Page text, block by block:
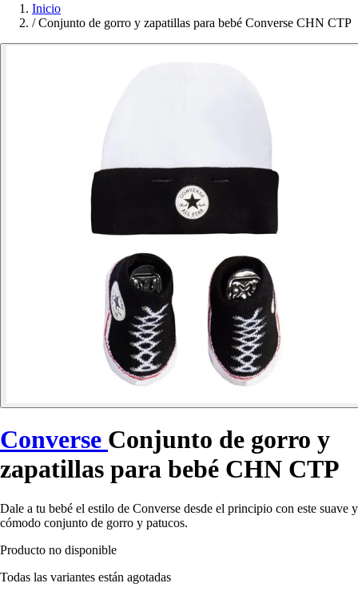
Inicio
/ Conjunto de gorro y zapatillas para bebé Converse CHN CTP
Converse Conjunto de gorro y
zapatillas para bebé CHN CTP
Dale a tu bebé el estilo de Converse desde el principio con este suave y
cómodo conjunto de gorro y patucos.
Producto no disponible
Todas las variantes están agotadas